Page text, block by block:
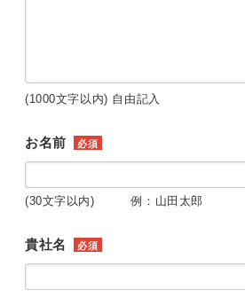
(1000文字以内) 自由記入
お名前 必須
(30文字以内) 例：山田太郎
貴社名 必須